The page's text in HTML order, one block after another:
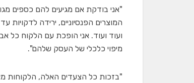
"אני בודקת אם מגיעים להם כספים
המוצרים הפנסיוניים, ירידה
ועוד ועוד. אני הופכת עם הלקוח כל
מיפוי כלכלי של העסק שלהם".
"בזכות כל הצעדים האלה, הלקוחות